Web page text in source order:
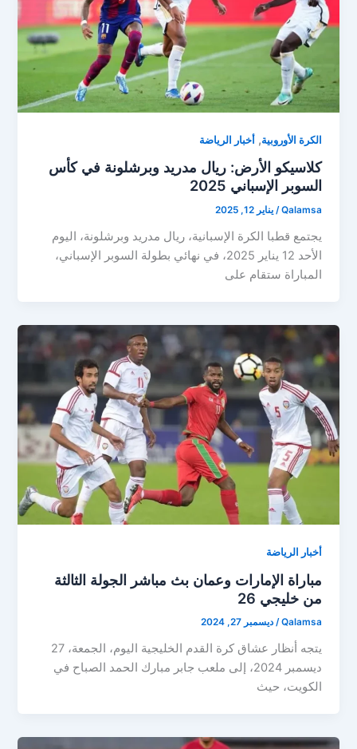
الكرة الأوروبية,أخبار الرياضة
كلاسيكو الأرض: ريال مدريد وبرشلونة في كأس
السوبر الإسباني 2025
Qalamsa
/يناير 12, 2025
يجتمع قطبا الكرة الإسبانية، ريال مدريد وبرشلونة، اليوم
الأحد 12 يناير 2025، في نهائي بطولة السوبر الإسباني،
المباراة ستقام على
أخبار الرياضة
مباراة الإمارات وعمان بث مباشر الجولة الثالثة
من خليجي 26
Qalamsa
/ديسمبر 27, 2024
يتجه أنظار عشاق كرة القدم الخليجية اليوم، الجمعة، 27
ديسمبر 2024، إلى ملعب جابر مبارك الحمد الصباح في
الكويت، حيث